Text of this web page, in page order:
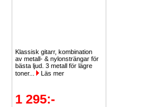
Klassisk gitarr, kombination
av metall- & nylonsträngar för
bästa ljud. 3 metall för lägre
toner...
Läs mer
1 295:-